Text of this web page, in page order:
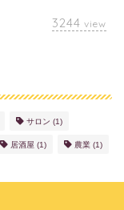
3244 view
サロン (1)
居酒屋 (1) 農業 (1)